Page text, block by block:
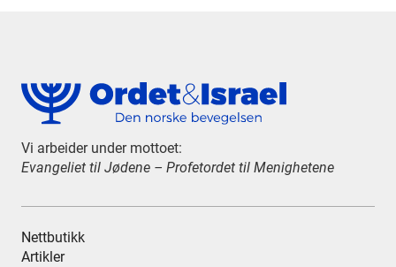
Vi arbeider under mottoet:
Evangeliet til Jødene – Profetordet til Menighetene
Nettbutikk
Artikler